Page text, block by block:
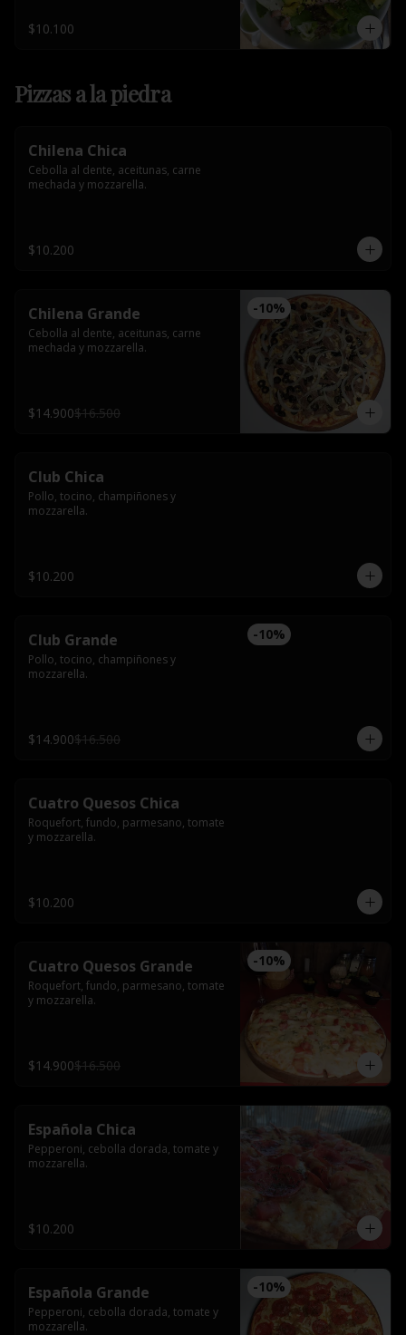
$10.100
Pizzas a la piedra
Chilena Chica
Cebolla al dente, aceitunas, carne
mechada y mozzarella.
$10.200
-10%
Chilena Grande
Cebolla al dente, aceitunas, carne
mechada y mozzarella.
$14.900$16.500
Club Chica
Pollo, tocino, champiñones y
mozzarella.
$10.200
-10%
Club Grande
Pollo, tocino, champiñones y
mozzarella.
$14.900$16.500
Cuatro Quesos Chica
Roquefort, fundo, parmesano, tomate
y mozzarella.
$10.200
-10%
Cuatro Quesos Grande
Roquefort, fundo, parmesano, tomate
y mozzarella.
$14.900$16.500
Española Chica
Pepperoni, cebolla dorada, tomate y
mozzarella.
$10.200
-10%
Española Grande
Pepperoni, cebolla dorada, tomate y
mozzarella.